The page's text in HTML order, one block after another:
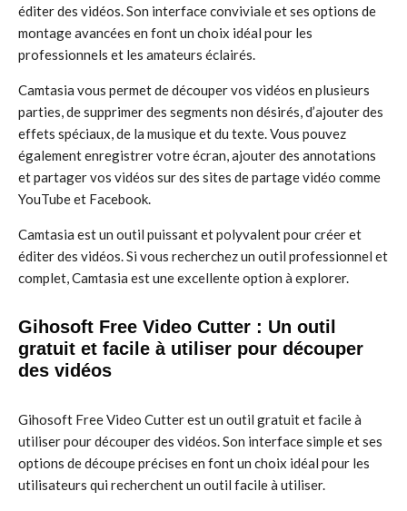
éditer des vidéos. Son interface conviviale et ses options de
montage avancées en font un choix idéal pour les
professionnels et les amateurs éclairés.
Camtasia vous permet de découper vos vidéos en plusieurs
parties, de supprimer des segments non désirés, d’ajouter des
effets spéciaux, de la musique et du texte. Vous pouvez
également enregistrer votre écran, ajouter des annotations
et partager vos vidéos sur des sites de partage vidéo comme
YouTube et Facebook.
Camtasia est un outil puissant et polyvalent pour créer et
éditer des vidéos. Si vous recherchez un outil professionnel et
complet, Camtasia est une excellente option à explorer.
Gihosoft Free Video Cutter : Un outil
gratuit et facile à utiliser pour découper
des vidéos
Gihosoft Free Video Cutter est un outil gratuit et facile à
utiliser pour découper des vidéos. Son interface simple et ses
options de découpe précises en font un choix idéal pour les
utilisateurs qui recherchent un outil facile à utiliser.